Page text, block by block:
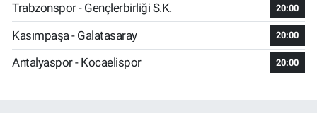
Trabzonspor - Gençlerbirliği S.K. 20:00
Kasımpaşa - Galatasaray 20:00
Antalyaspor - Kocaelispor 20:00